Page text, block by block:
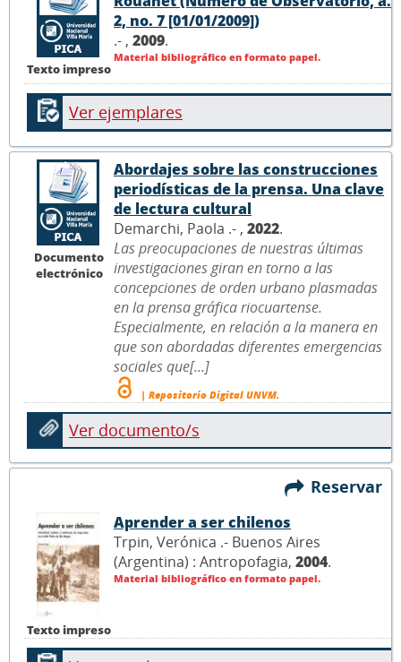
Texto impreso
2, no. 7 [01/01/2009])
.- , 2009.
Material bibliográfico en formato papel.
Ver ejemplares
Documento
electrónico
Abordajes sobre las construcciones
periodísticas de la prensa. Una clave
de lectura cultural
Demarchi, Paola .- , 2022.
Las preocupaciones de nuestras últimas
investigaciones giran en torno a las
concepciones de orden urbano plasmadas
en la prensa gráfica riocuartense.
Especialmente, en relación a la manera en
que son abordadas diferentes emergencias
sociales que[...]
| Repositorio Digital UNVM.
Ver documento/s
Reservar
Texto impreso
Aprender a ser chilenos
Trpin, Verónica .- Buenos Aires
(Argentina) : Antropofagia, 2004.
Material bibliográfico en formato papel.